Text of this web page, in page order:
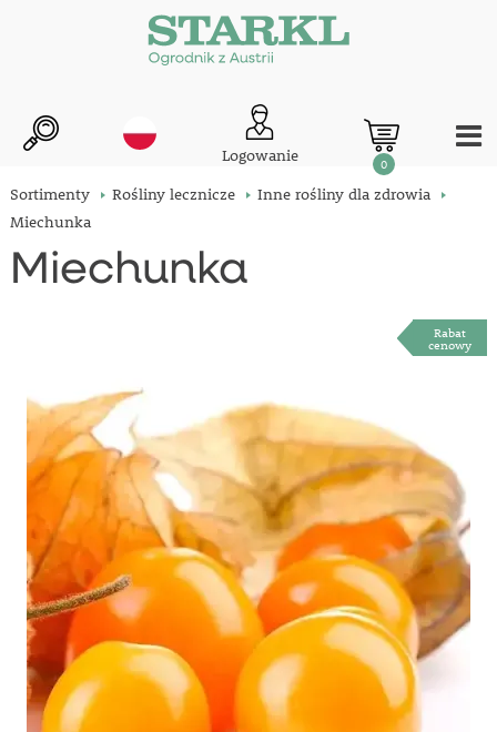
Logowanie 0
Sortimenty Rośliny lecznicze
Inne rośliny dla zdrowia
Miechunka
Miechunka
Rabat
cenowy